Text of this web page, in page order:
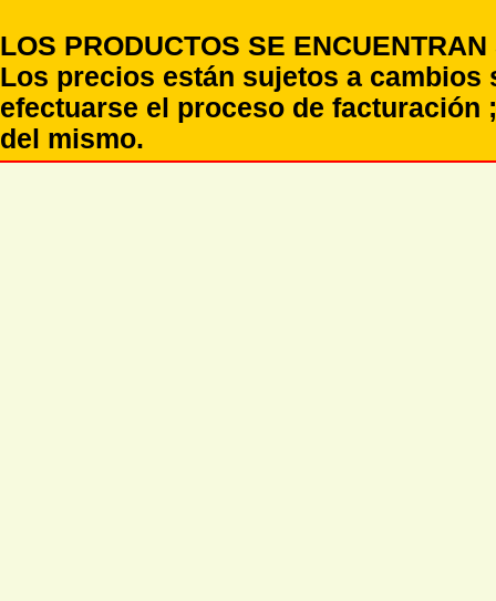
LOS PRODUCTOS SE
Los precios están sujetos a
efectuarse el proceso de
del mismo.